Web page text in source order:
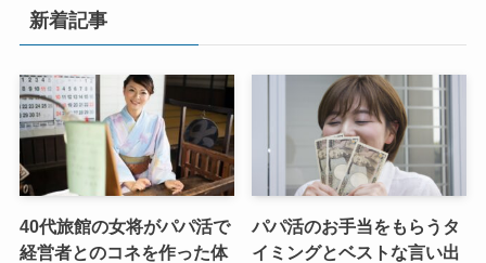
新着記事
40代旅館の女将がパパ活で
経営者とのコネを作った体
パパ活のお手当をもらうタ
イミングとベストな言い出